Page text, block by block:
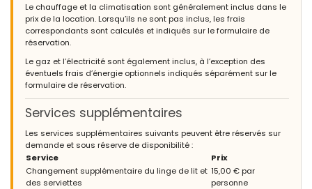
Le chauffage et la climatisation sont généralement inclus dans le
prix de la location. Lorsqu’ils ne sont pas inclus, les frais
correspondants sont calculés et indiqués sur le formulaire de
réservation.
Le gaz et l’électricité sont également inclus, à l’exception des
éventuels frais d’énergie optionnels indiqués séparément sur le
formulaire de réservation.
Services supplémentaires
Les services supplémentaires suivants peuvent être réservés sur
demande et sous réserve de disponibilité :
Service
Prix
Changement supplémentaire du linge de lit et
des serviettes
15,00 € par
personne